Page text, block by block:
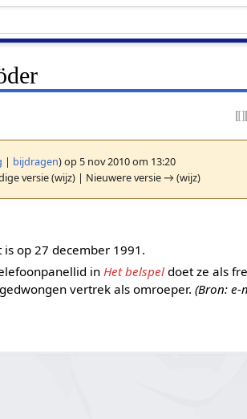
| bijdragen)op 5 nov 2010 om 13:20
versie (wijz) | Nieuwere versie → (wijz)
op 27 december 1991.
in Het belspeldoet ze als
vertrek als omroeper. (Bron: e-